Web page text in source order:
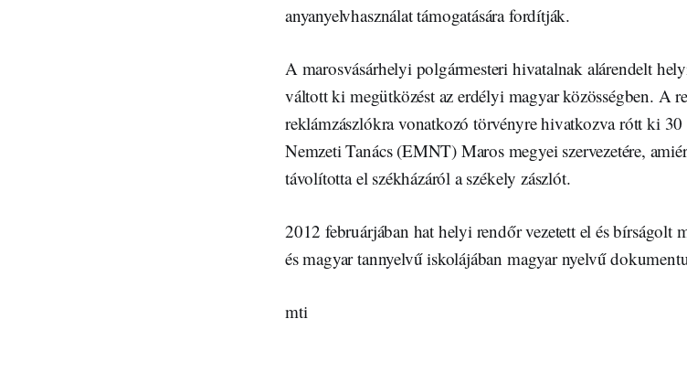
anyanyelvhasználat támogatására fordítják.
A marosvásárhelyi polgármesteri hivatalnak alárendelt
váltott ki megütközést az erdélyi magyar közösségben. A
reklámzászlókra vonatkozó törvényre hivatkozva rótt ki
Nemzeti Tanács (EMNT) Maros megyei szervezetére,
távolította el székházáról a székely zászlót.
2012 februárjában hat helyi rendőr vezetett el és bírságolt
és magyar tannyelvű iskolájában magyar nyelvű
mti